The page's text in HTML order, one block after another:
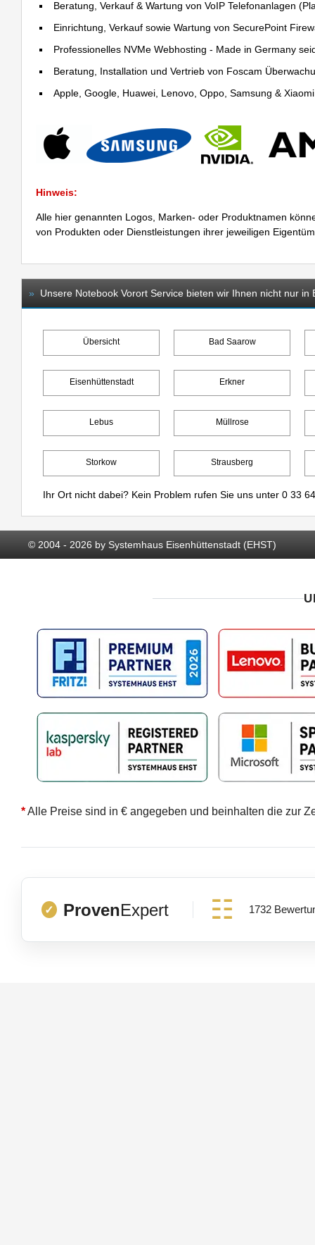
Beratung, Verkauf & Wartung von VoIP Telefonanlagen
Einrichtung, Verkauf sowie Wartung von SecurePoint
Professionelles NVMe Webhosting - Made in Germany
Beratung, Installation und Vertrieb von Foscam
Apple, Google, Huawei, Lenovo, Oppo, Samsung &
Hinweis:
Alle hier genannten Logos, Marken- oder Produktnamen
von Produkten oder Dienstleistungen ihrer jeweiligen
» Unsere Notebook Vorort Service bieten wir Ihnen nicht nur in
Übersicht Bad Saarow
Eisenhüttenstadt Erkner
Lebus Müllrose
Storkow Strausberg
Ihr Ort nicht dabei? Kein Problem rufen Sie uns unter 0 33
© 2004 - 2026 by Systemhaus Eisenhüttenstadt (EHST)
*Alle Preise sind in € angegeben und beinhalten die zur
✓ ProvenExpert 1732